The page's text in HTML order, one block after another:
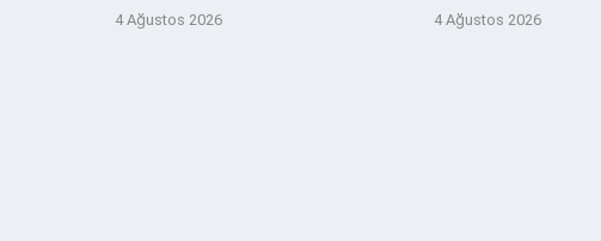
4 Ağustos 2026 4 Ağustos 2026